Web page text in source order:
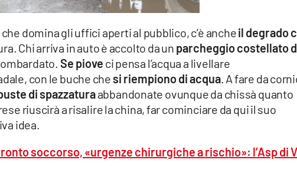
domina gli uffici aperti al pubblico, c’è ancheil degrado
Chi arriva in auto è accolto da un parcheggio costellato
Se piove ci pensa l’acqua a livellare
con le buche che si riempiono di acqua. A fare da
di spazzaturaabbandonate ovunque da chissà quanto
riuscirà a risalire la china, far cominciare da qui il suo
idea.
soccorso, «urgenze chirurgiche a rischio»: l’Asp di